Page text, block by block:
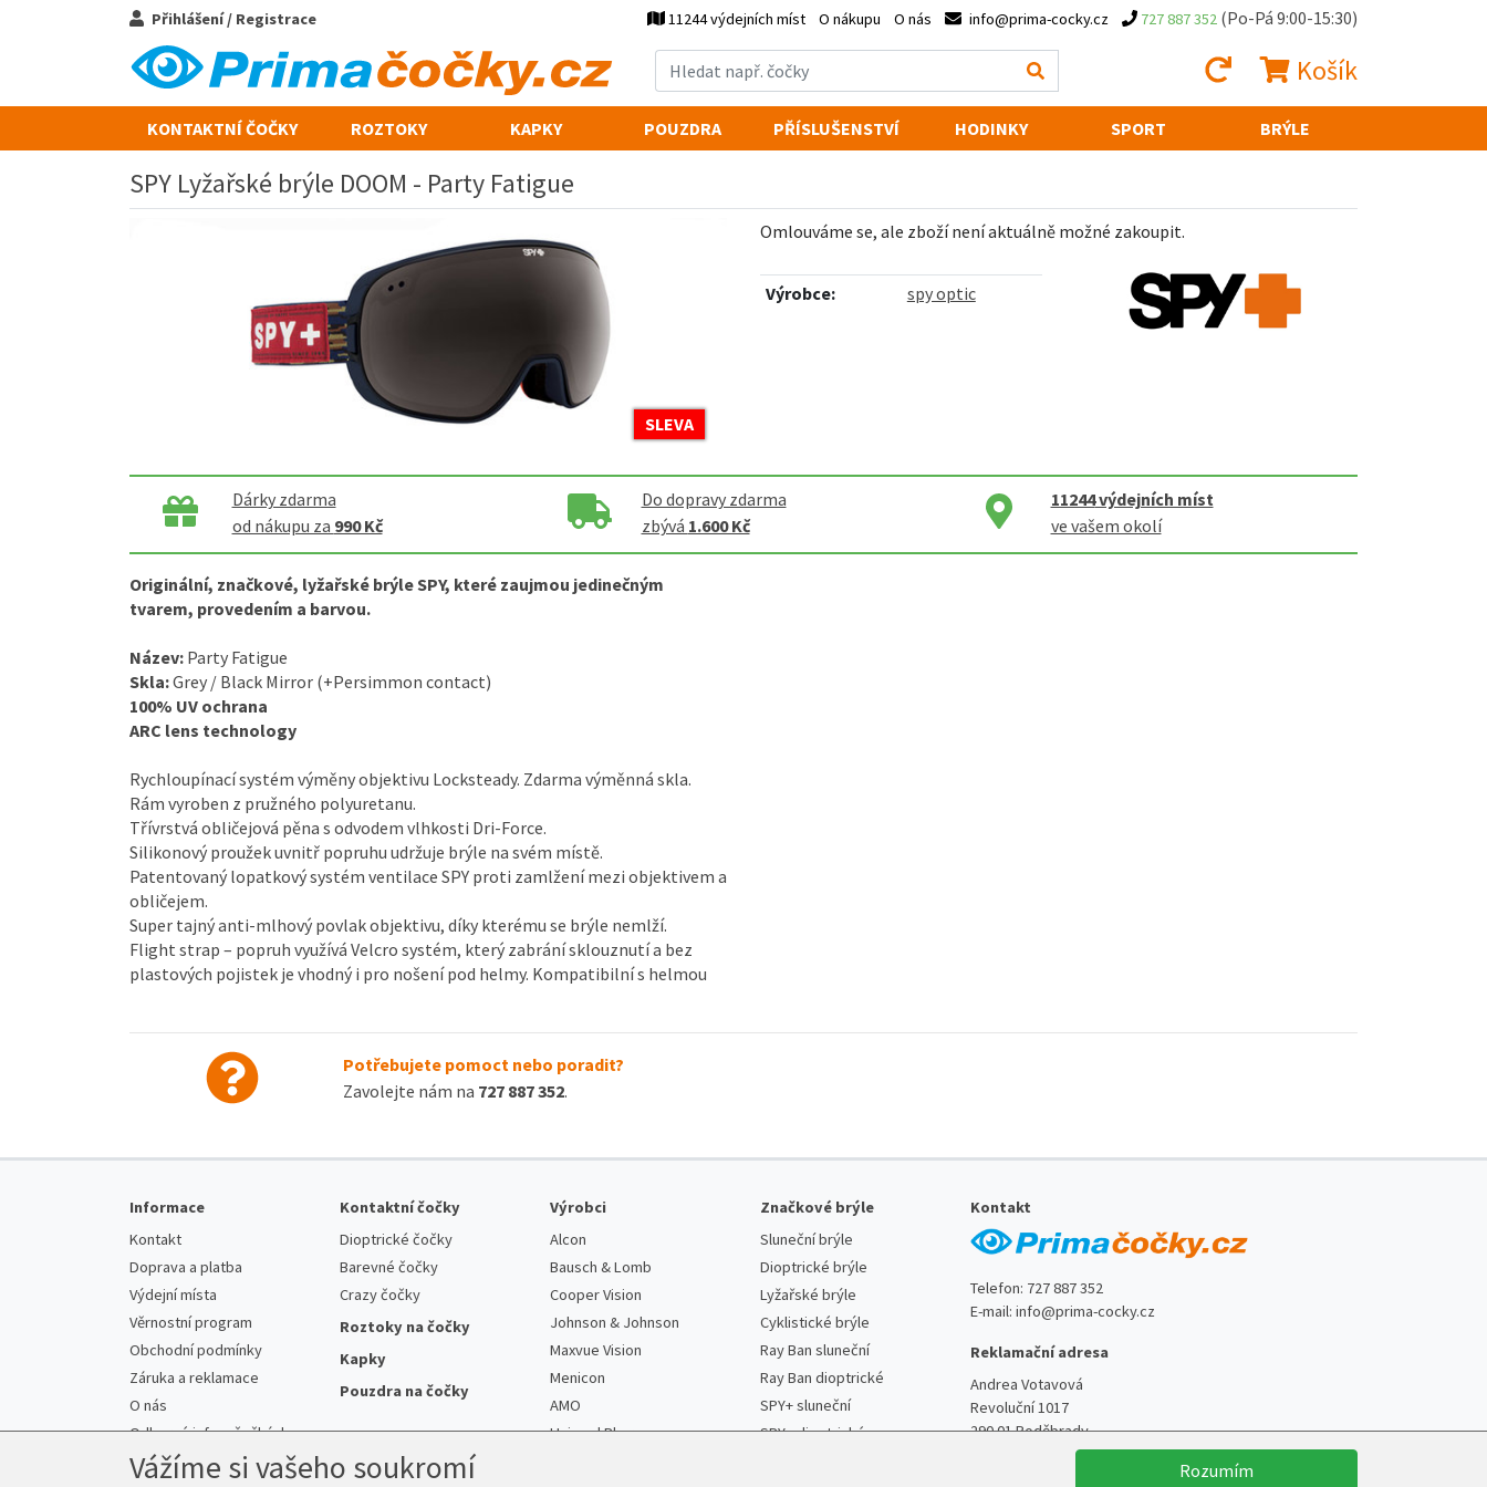
Přihlášení / Registrace 11244 výdejních míst O nákupu O nás info@prima-cocky.cz 727 887 352 (Po-Pá 9:00-15:30)
Košík
KONTAKTNÍ ČOČKY ROZTOKY KAPKY POUZDRA PŘÍSLUŠENSTVÍ HODINKY SPORT BRÝLE
SPY Lyžařské brýle DOOM - Party Fatigue
SLEVA
Omlouváme se, ale zboží není aktuálně možné zakoupit.
Výrobce: spy optic
Dárky zdarma
od nákupu za 990 Kč
Do dopravy zdarma
zbývá 1.600 Kč
11244výdejních míst
ve vašem okolí
Originální, značkové, lyžařské brýle SPY, které zaujmou jedinečným
tvarem, provedením a barvou.
Název: Party Fatigue
Skla:Grey / Black Mirror (+Persimmon contact)
100% UV ochrana
ARC lens technology
Rychloupínací systém výměny objektivu Locksteady. Zdarma výměnná skla.
Rám vyroben z pružného polyuretanu.
Třívrstvá obličejová pěna s odvodem vlhkosti Dri-Force.
Silikonový proužek uvnitř popruhu udržuje brýle na svém místě.
Patentovaný lopatkový systém ventilace SPY proti zamlžení mezi objektivem a
obličejem.
Super tajný anti-mlhový povlak objektivu, díky kterému se brýle nemlží.
Flight strap – popruh využívá Velcro systém, který zabrání sklouznutí a bez
plastových pojistek je vhodný i pro nošení pod helmy. Kompatibilní s helmou
Potřebujete pomoct nebo poradit?
Zavolejte nám na 727 887 352.
Informace
Kontakt
Doprava a platba
Výdejní místa
Věrnostní program
Obchodní podmínky
Záruka a reklamace
O nás
Odborné info o čočkách
Kontaktní čočky
Dioptrické čočky
Barevné čočky
Crazy čočky
Roztoky na čočky
Kapky
Pouzdra na čočky
Výrobci
Alcon
Bausch & Lomb
Cooper Vision
Johnson & Johnson
Maxvue Vision
Menicon
AMO
Unimed Pharma
Značkové brýle
Sluneční brýle
Dioptrické brýle
Lyžařské brýle
Cyklistické brýle
Ray Ban sluneční
Ray Ban dioptrické
SPY+ sluneční
SPY+ dioptrické
Kontakt
Telefon: 727 887 352
E-mail: info@prima-cocky.cz
Reklamační adresa
Andrea Votavová
Revoluční 1017
290 01 Poděbrady
Vážíme si vašeho soukromí Rozumím